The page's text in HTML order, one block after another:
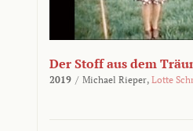
Der Stoff aus dem
2019 / Michael Rieper, Lotte